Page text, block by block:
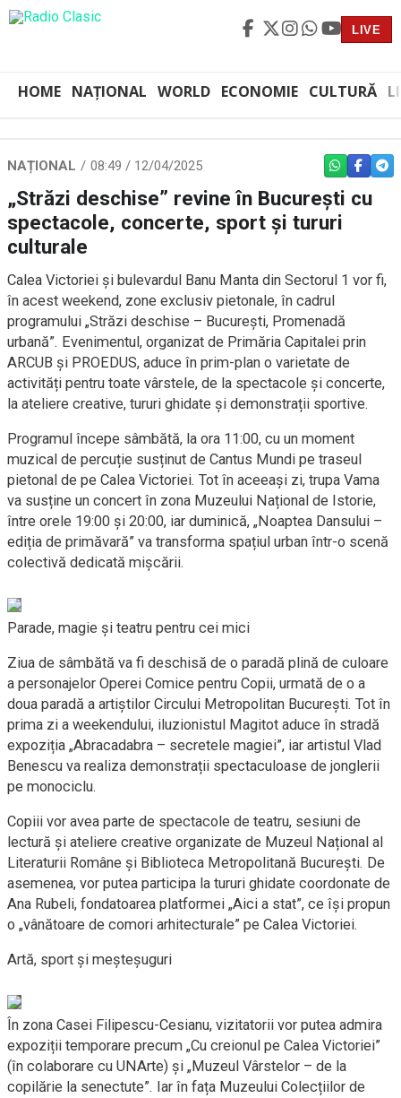
LIVE
HOME NAȚIONAL WORLD ECONOMIE CULTURĂ
NAȚIONAL 08:49 / 12/04/2025 WHATSAPP
„Străzi deschise” revine în București cu
spectacole, concerte, sport și tururi
culturale
Calea Victoriei și bulevardul Banu Manta din Sectorul 1 vor fi,
în acest weekend, zone exclusiv pietonale, în cadrul
programului „Străzi deschise – București, Promenadă
urbană”. Evenimentul, organizat de Primăria Capitalei prin
ARCUB și PROEDUS, aduce în prim-plan o varietate de
activități pentru toate vârstele, de la spectacole și concerte,
la ateliere creative, tururi ghidate și demonstrații sportive.
Programul începe sâmbătă, la ora 11:00, cu un moment
muzical de percuție susținut de Cantus Mundi pe traseul
pietonal de pe Calea Victoriei. Tot în aceeași zi, trupa Vama
va susține un concert în zona Muzeului Național de Istorie,
între orele 19:00 și 20:00, iar duminică, „Noaptea Dansului –
ediția de primăvară” va transforma spațiul urban într-o scenă
colectivă dedicată mișcării.
Parade, magie și teatru pentru cei mici
Ziua de sâmbătă va fi deschisă de o paradă plină de culoare
a personajelor Operei Comice pentru Copii, urmată de o a
doua paradă a artiștilor Circului Metropolitan București. Tot în
prima zi a weekendului, iluzionistul Magitot aduce în stradă
expoziția „Abracadabra – secretele magiei”, iar artistul Vlad
Benescu va realiza demonstrații spectaculoase de jonglerii
pe monociclu.
Copiii vor avea parte de spectacole de teatru, sesiuni de
lectură și ateliere creative organizate de Muzeul Național al
Literaturii Române și Biblioteca Metropolitană București. De
asemenea, vor putea participa la tururi ghidate coordonate de
Ana Rubeli, fondatoarea platformei „Aici a stat”, ce își propun
o „vânătoare de comori arhitecturale” pe Calea Victoriei.
Artă, sport și meșteșuguri
În zona Casei Filipescu-Cesianu, vizitatorii vor putea admira
expoziții temporare precum „Cu creionul pe Calea Victoriei”
(în colaborare cu UNArte) și „Muzeul Vârstelor – de la
copilărie la senectute”. Iar în fața Muzeului Colecțiilor de